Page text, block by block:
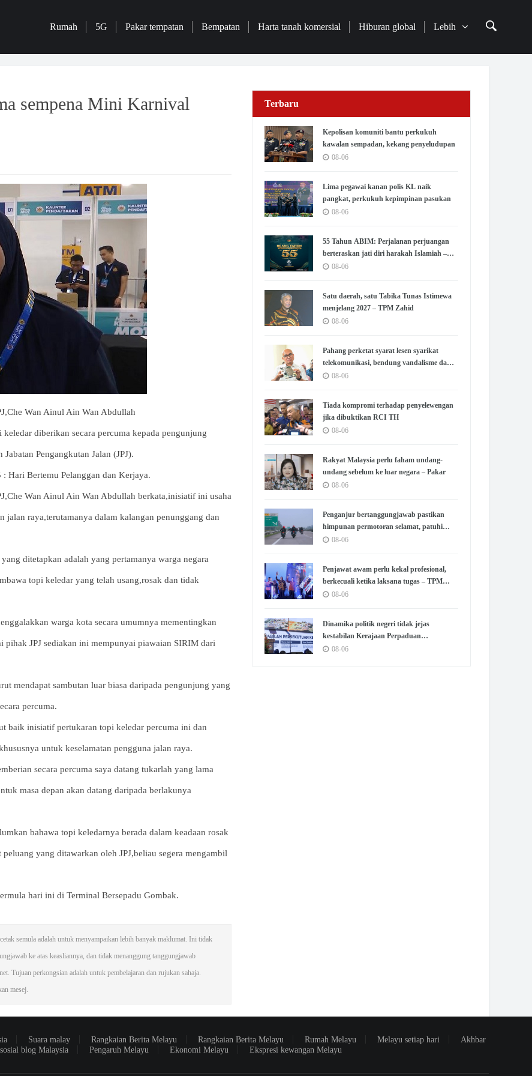
Rumah 5G Pakar tempatan Bempatan Harta tanah komersial Hiburan global Lebih
sempena Mini Karnival
Wan Ainul Ain Wan Abdullah
diberikan secara percuma kepada pengunjung
Pengangkutan Jalan (JPJ).
Hari Bertemu Pelanggan dan Kerjaya.
Wan Ainul Ain Wan Abdullah berkata,inisiatif ini usaha
jalan raya,terutamanya dalam kalangan penunggang dan
ditetapkan adalah yang pertamanya warga negara
topi keledar yang telah usang,rosak dan tidak
warga kota secara umumnya mementingkan
JPJ sediakan ini mempunyai piawaian SIRIM dari
mendapat sambutan luar biasa daripada pengunjung yang
percuma.
baik inisiatif pertukaran topi keledar percuma ini dan
untuk keselamatan pengguna jalan raya.
secara percuma saya datang tukarlah yang lama
masa depan akan datang daripada berlakunya
bahawa topi keledarnya berada dalam keadaan rosak
yang ditawarkan oleh JPJ,beliau segera mengambil
hari ini di Terminal Bersepadu Gombak.
semula adalah untuk menyampaikan lebih banyak maklumat. Ini tidak
ke atas keasliannya, dan tidak menanggung tanggungjawab
Tujuan perkongsian adalah untuk pembelajaran dan rujukan sahaja.
mesej.
Terbaru
Kepolisan komuniti bantu perkukuh
kawalan sempadan, kekang penyeludupan
08-06
Lima pegawai kanan polis KL naik
pangkat, perkukuh kepimpinan pasukan
08-06
55 Tahun ABIM: Perjalanan perjuangan
berteraskan jati diri harakah Islamiah –
PM08-06
Satu daerah, satu Tabika Tunas Istimewa
menjelang 2027 – TPM Zahid
08-06
Pahang perketat syarat lesen syarikat
telekomunikasi, bendung vandalisme dan
kecurian
08-06
Tiada kompromi terhadap penyelewengan
jika dibuktikan RCI TH
08-06
Rakyat Malaysia perlu faham undang-
undang sebelum ke luar negara – Pakar
08-06
Penganjur bertanggungjawab pastikan
himpunan permotoran selamat, patuhi
peraturan – Pakar
08-06
Penjawat awam perlu kekal profesional,
berkecuali ketika laksana tugas – TPM
Zahid
08-06
Dinamika politik negeri tidak jejas
kestabilan Kerajaan Perpaduan
Persekutuan – TPM Zahid
08-06
Suara malay Rangkaian Berita Melayu Rangkaian Berita Melayu Rumah Melayu Melayu setiap hari
Akhbar
blog Malaysia Pengaruh Melayu Ekonomi Melayu Ekspresi kewangan Melayu